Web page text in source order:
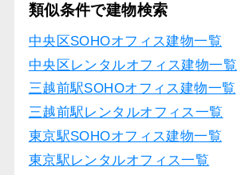
類似条件で建物検索
中央区SOHOオフィス建物一覧
中央区レンタルオフィス建物一覧
三越前駅SOHOオフィス建物一覧
三越前駅レンタルオフィス一覧
東京駅SOHOオフィス建物一覧
東京駅レンタルオフィス一覧